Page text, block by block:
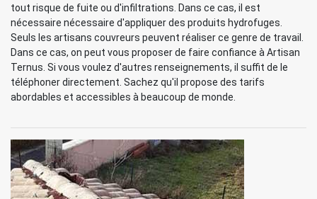
tout risque de fuite ou d'infiltrations. Dans ce cas, il est
nécessaire nécessaire d'appliquer des produits hydrofuges.
Seuls les artisans couvreurs peuvent réaliser ce genre de travail.
Dans ce cas, on peut vous proposer de faire confiance à Artisan
Ternus. Si vous voulez d'autres renseignements, il suffit de le
téléphoner directement. Sachez qu'il propose des tarifs
abordables et accessibles à beaucoup de monde.